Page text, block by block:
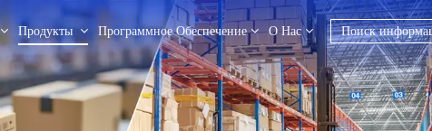
Продукты Программное Обеспечение О Нас